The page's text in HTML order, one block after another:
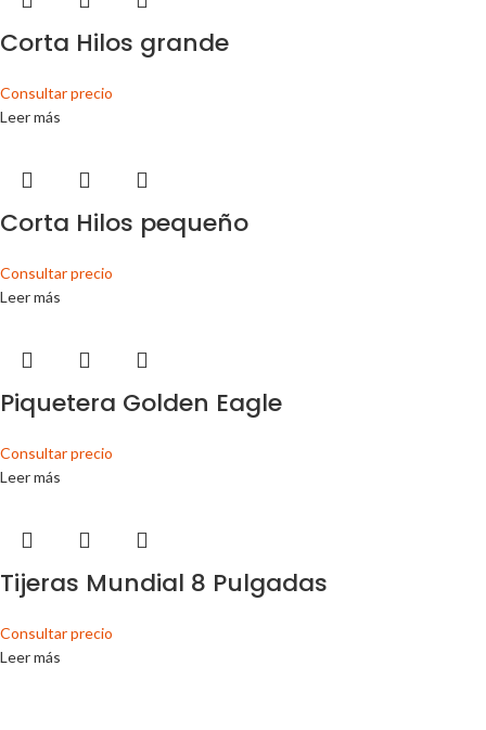
Corta Hilos grande
Consultar precio
Leer más
Corta Hilos pequeño
Consultar precio
Leer más
Piquetera Golden Eagle
Consultar precio
Leer más
Tijeras Mundial 8 Pulgadas
Consultar precio
Leer más